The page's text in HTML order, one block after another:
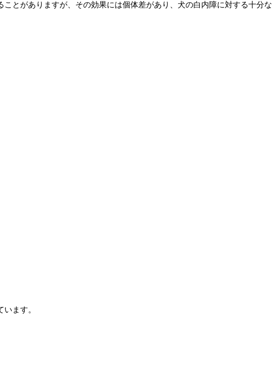
とがありますが、その効果には個体差があり、犬の白内障に対する十分な
ます。